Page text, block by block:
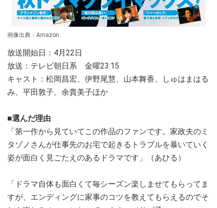
画像出典：Amazon
放送開始日：4月22日
放送：テレビ朝日系 金曜23:15
キャスト：松岡昌宏、伊野尾慧、山本舞香、しゅはまはる
み、平田敦子、余貴美子ほか
■選んだ理由
「第一作から見ていてこの作品のファンです。家政夫のミ
タゾノさんが仕事先のお宅で起きるトラブルを暴いていく
姿が面白く見ごたえのあるドラマです」（あひる）
「ドラマ自体も面白くて毎シーズン楽しませてもらってま
すが、エンディングに家事のコツを教えてもらえるのでそ